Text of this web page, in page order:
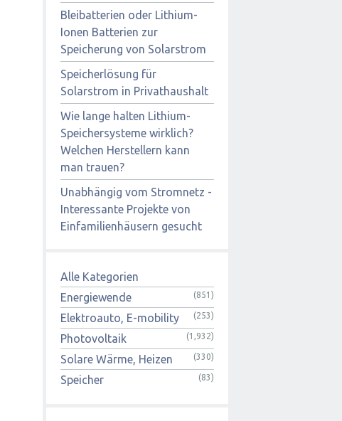
Bleibatterien oder Lithium-
Ionen Batterien zur
Speicherung von Solarstrom
Speicherlösung für
Solarstrom in Privathaushalt
Wie lange halten Lithium-
Speichersysteme wirklich?
Welchen Herstellern kann
man trauen?
Unabhängig vom Stromnetz -
Interessante Projekte von
Einfamilienhäusern gesucht
Alle Kategorien
Energiewende
(851)
Elektroauto, E-mobility (253)
Photovoltaik (1,932)
Solare Wärme, Heizen (330)
Speicher (83)